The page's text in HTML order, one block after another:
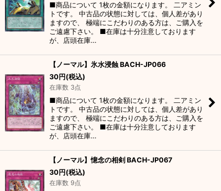
■商品について 1枚の金額になります。 二アミン
トです。 中古品の状態に対しては、個人差があり
ますので、 極端にこだわりのある方は、ご購入を
ご遠慮下さい。 ■在庫は十分注意しております
が、店頭在庫…
【ノーマル】氷水浸蝕 BACH-JP066
30円(税込)
在庫数 3点
■商品について 1枚の金額になります。 二アミン
トです。 中古品の状態に対しては、個人差があり
ますので、 極端にこだわりのある方は、ご購入を
ご遠慮下さい。 ■在庫は十分注意しております
が、店頭在庫…
【ノーマル】憶念の相剣 BACH-JP067
30円(税込)
在庫数 9点